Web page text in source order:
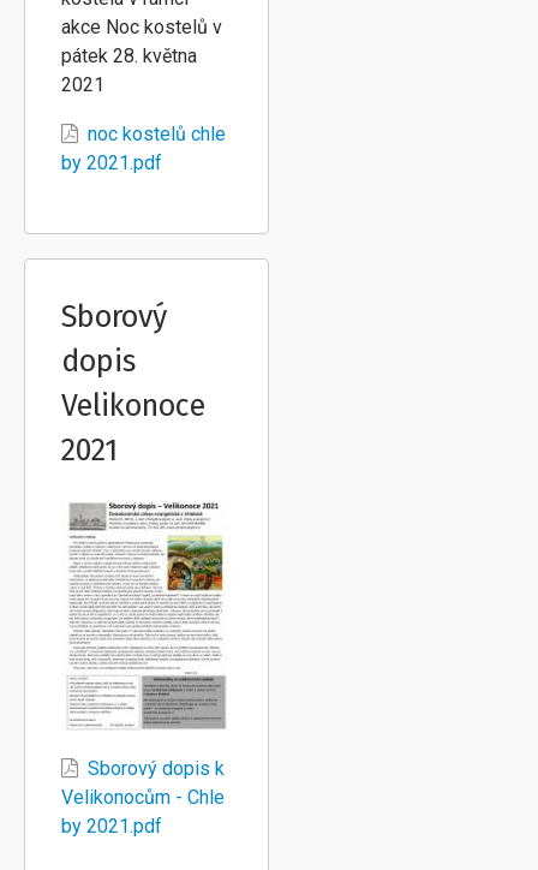
akce Noc kostelů v
pátek 28. května
2021
noc kostelů chle
by 2021.pdf
Sborový
dopis
Velikonoce
2021
Sborový dopis k
Velikonocům - Chle
by 2021.pdf